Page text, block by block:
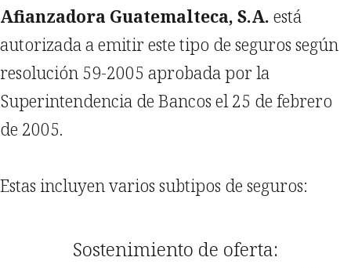
Afianzadora Guatemalteca, S.A. está
autorizada a emitir este tipo de seguros según
resolución 59-2005 aprobada por la
Superintendencia de Bancos el 25 de febrero
de 2005.
Estas incluyen varios subtipos de seguros:
Sostenimiento de oferta: